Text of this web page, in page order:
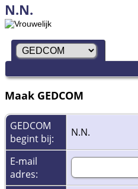
N.N.
Maak GEDCOM
GEDCOM
begint bij:
N.N.
E-mail
adres: